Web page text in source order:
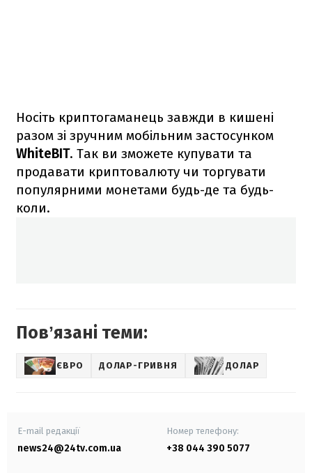
Носіть криптогаманець завжди в кишені
разом зі зручним мобільним застосунком
WhiteBIT. Так ви зможете купувати та
продавати криптовалюту чи торгувати
популярними монетами будь-де та будь-
коли.
Повʼязані теми:
ЄВРО ДОЛАР-ГРИВНЯ ДОЛАР
E-mail редакції
news24@24tv.com.ua
Номер телефону:
+38 044 390 5077